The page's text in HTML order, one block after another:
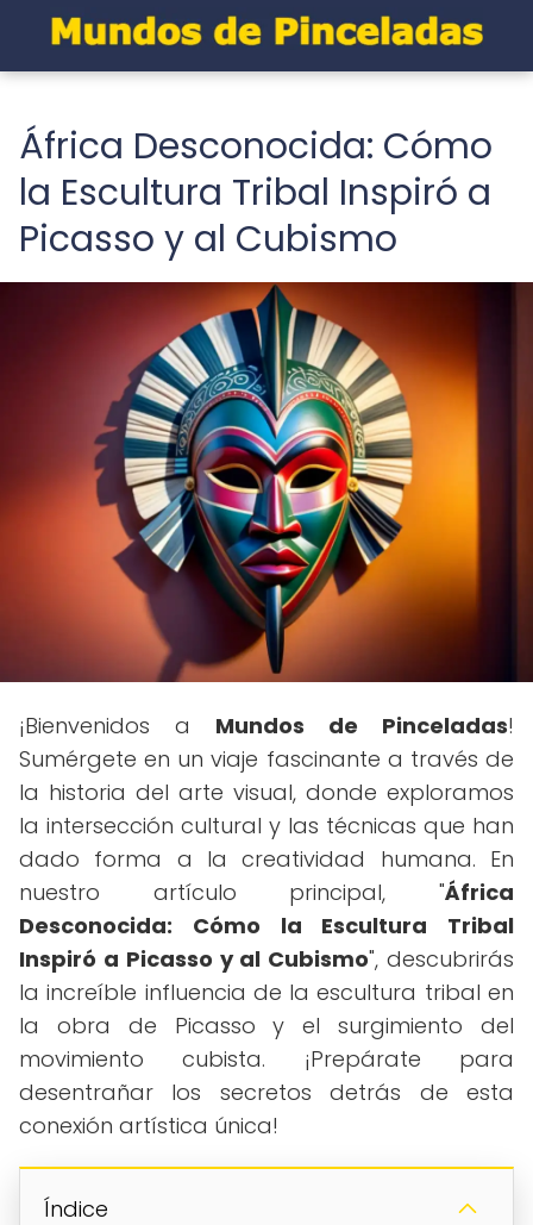
África Desconocida: Cómo
la Escultura Tribal Inspiró a
Picasso y al Cubismo
¡Bienvenidos a Mundos de Pinceladas!
Sumérgete en un viaje fascinante a través de
la historia del arte visual, donde exploramos
la intersección cultural y las técnicas que han
dado forma a la creatividad humana. En
nuestro artículo principal, "África
Desconocida: Cómo la Escultura Tribal
Inspiró a Picasso y al Cubismo", descubrirás
la increíble influencia de la escultura tribal en
la obra de Picasso y el surgimiento del
movimiento cubista. ¡Prepárate para
desentrañar los secretos detrás de esta
conexión artística única!
Índice